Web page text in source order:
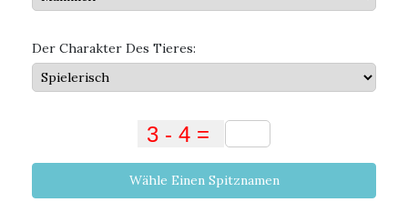
Der Charakter Des Tieres:
Wähle Einen Spitznamen